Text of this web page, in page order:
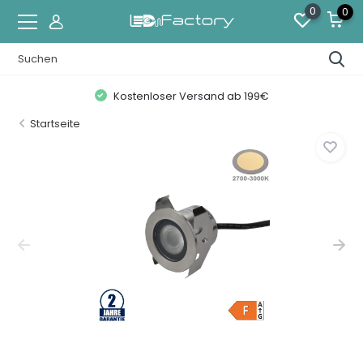
0 0
Kostenloser Versand ab 199€
Startseite